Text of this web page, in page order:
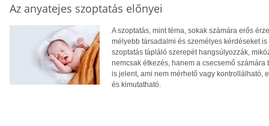
Az anyatejes szoptatás előnyei
A szoptatás, mint téma, sokak számára erős
mélyebb társadalmi és személyes kérdéseket
szoptatás tápláló szerepét hangsúlyozzák,
nemcsak étkezés, hanem a csecsemő
is jelent, ami nem mérhető vagy kontrollálható,
és kimutatható.